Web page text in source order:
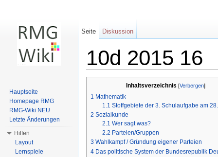
10d 2015 16
Inhaltsverzeichnis [Verbergen]
1 Mathematik
1.1 Stoffgebiete der 3. Schulaufgabe am
2 Sozialkunde
2.1 Wer sagt was?
2.2 Parteien/Gruppen
3 Wahlkampf / Gründung eigener Parteien
4 Das politische System der Bundesrepublik
Seite Diskussion
Hauptseite
Homepage RMG
RMG-Wiki NEU
Letzte Änderungen
Hilfen
Layout
Lernspiele